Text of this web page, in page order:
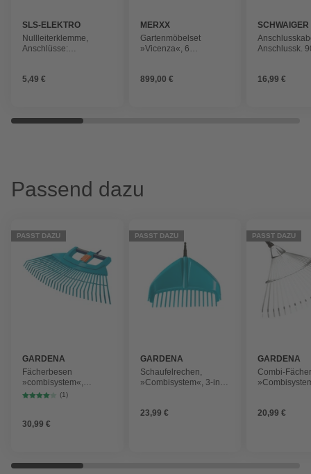
SLS-ELEKTRO
Nullleiterklemme,
Anschlüsse:
5,49 €
MERXX
Gartenmöbelset
»Vicenza«, 6
899,00 €
SCHWAIGER
Anschlussk.
16,99 €
Passend dazu
PASST DAZU
GARDENA
Fächerbesen
»combisystem«,
Arbeitsbreite: 77 cm,
(1)
30,99 €
PASST DAZU
GARDENA
Schaufelrechen,
»Combisystem«, 3-in-1,
23,99 €
PASST DAZU
GARDENA
Combi-
20,99 €